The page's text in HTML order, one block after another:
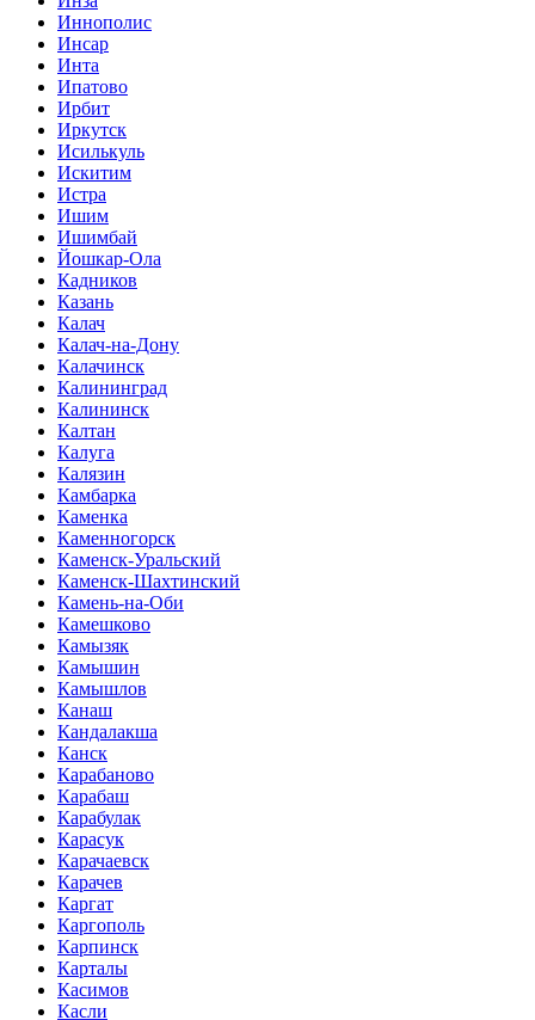
Иннополис
Инсар
Инта
Ипатово
Ирбит
Иркутск
Исилькуль
Искитим
Истра
Ишим
Ишимбай
Йошкар-Ола
Кадников
Казань
Калач
Калач-на-Дону
Калачинск
Калининград
Калининск
Калтан
Калуга
Калязин
Камбарка
Каменка
Каменногорск
Каменск-Уральский
Каменск-Шахтинский
Камень-на-Оби
Камешково
Камызяк
Камышин
Камышлов
Канаш
Кандалакша
Канск
Карабаново
Карабаш
Карабулак
Карасук
Карачаевск
Карачев
Каргат
Каргополь
Карпинск
Карталы
Касимов
Касли